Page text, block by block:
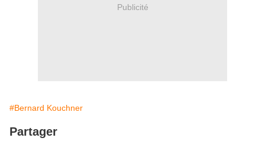
Publicité
#Bernard Kouchner
Partager